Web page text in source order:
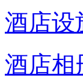
酒店设
酒店相